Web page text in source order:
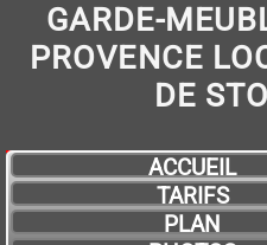
GARDE-
PROVENCE
DE
ACCUEIL
TARIFS
PLAN